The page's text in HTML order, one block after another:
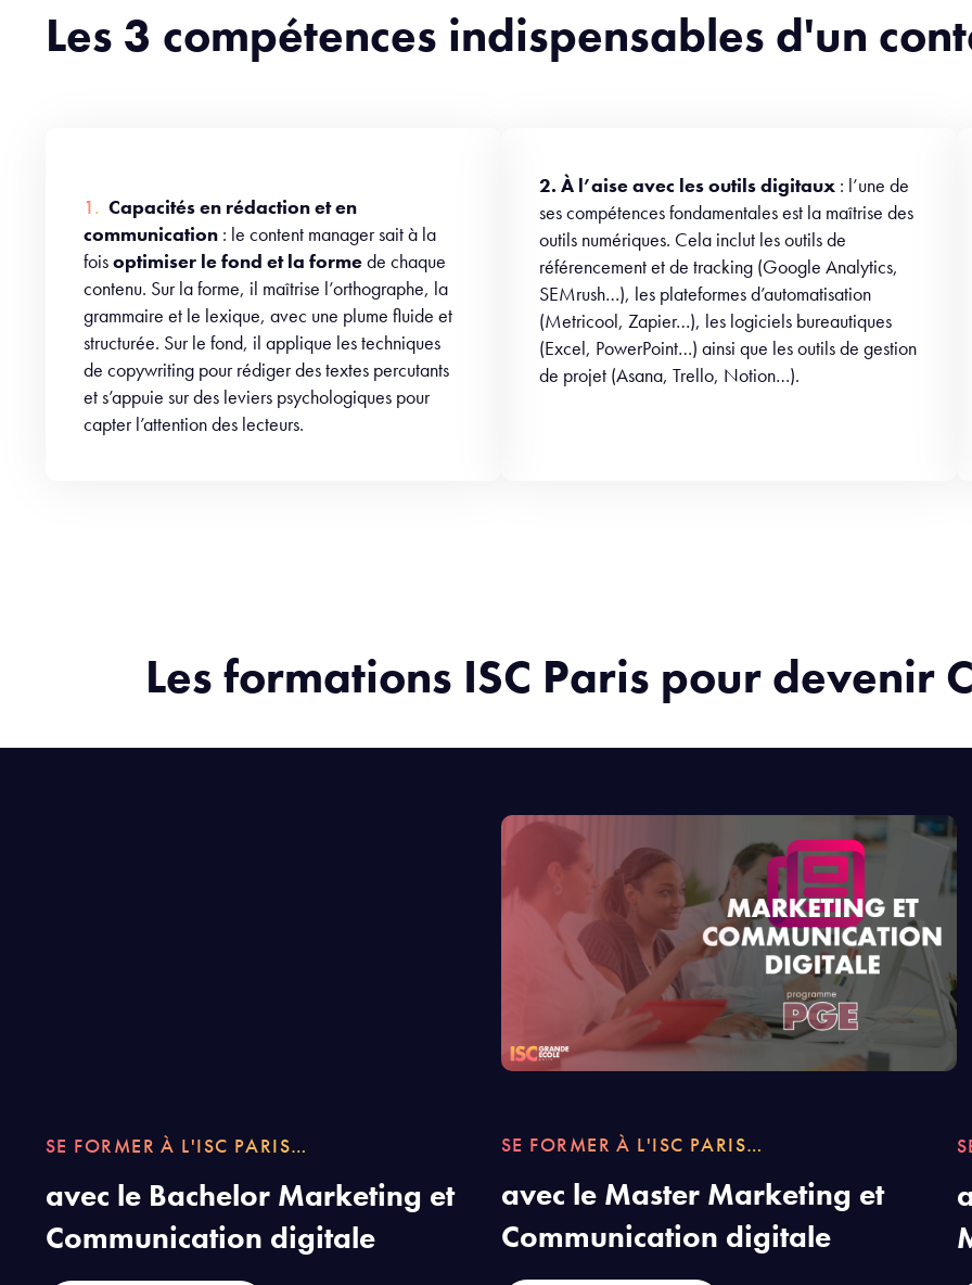
Les 3 compétences indispensables d'un
Capacités en rédaction et en
communication : le content manager sait à la
foisoptimiser le fond et la formede chaque
contenu. Sur la forme, il maîtrise l’orthographe, la
grammaire et le lexique, avec une plume fluide et
structurée. Sur le fond, il applique les techniques
de copywriting pour rédiger des textes percutants
et s’appuie sur des leviers psychologiques pour
capter l’attention des lecteurs.
2. À l’aise avec les outils digitaux : l’une de
ses compétences fondamentales est la maîtrise des
outils numériques. Cela inclut les outils de
référencement et de tracking (Google Analytics,
SEMrush…), les plateformes d’automatisation
(Metricool, Zapier…), les logiciels bureautiques
(Excel, PowerPoint…) ainsi que les outils de gestion
de projet (Asana, Trello, Notion…).
Les formations ISC Paris pour devenir
SE FORMER À L'ISC PARIS…
avec le Bachelor Marketing et
Communication digitale
SE FORMER À L'ISC PARIS…
avec le Master Marketing et
Communication digitale